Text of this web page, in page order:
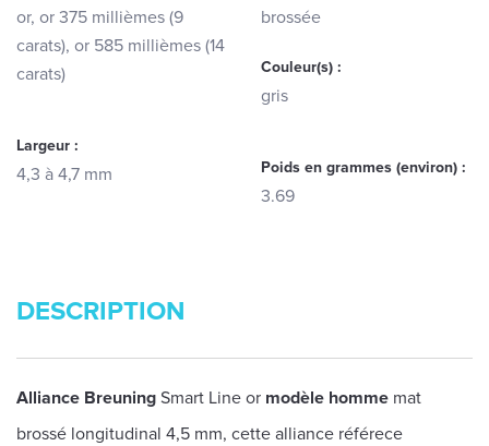
or, or 375 millièmes (9
carats), or 585 millièmes (14
carats)
brossée
Couleur(s) :
gris
Largeur :
4,3 à 4,7 mm Poids en grammes (environ) :
3.69
DESCRIPTION
Alliance Breuning Smart Line or modèle homme mat
brossé longitudinal 4,5 mm, cette alliance référece